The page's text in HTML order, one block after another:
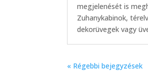
megjelenését is
Zuhanykabinok,
dekorüvegek vagy
« Régebbi bejegyzések